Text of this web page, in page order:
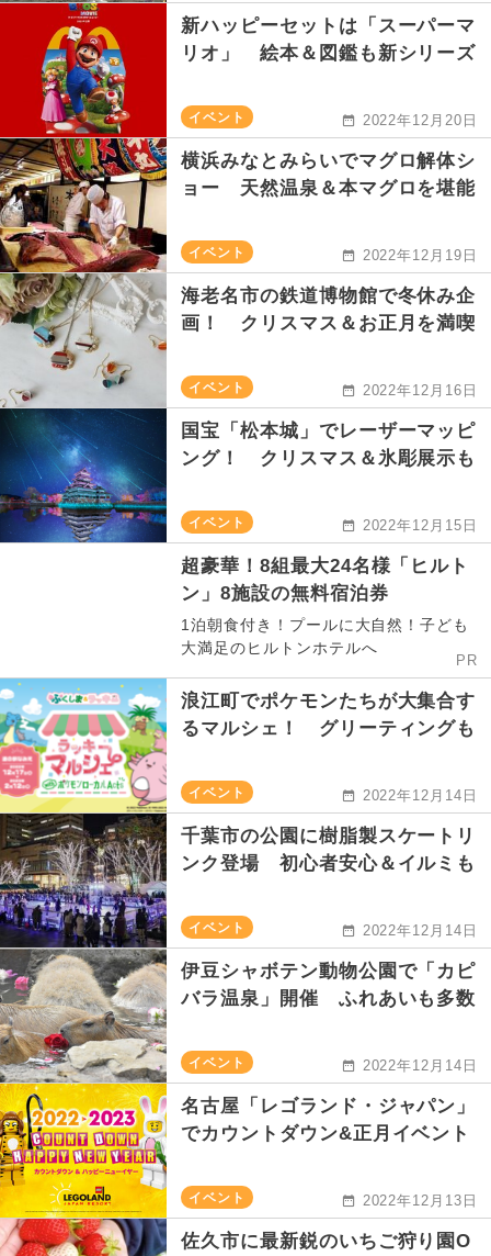
新ハッピーセットは「スーパーマ
リオ」 絵本＆図鑑も新シリーズ
イベント 2022年12月20日
横浜みなとみらいでマグロ解体シ
ョー 天然温泉＆本マグロを堪能
イベント 2022年12月19日
海老名市の鉄道博物館で冬休み企
画！ クリスマス＆お正月を満喫
イベント 2022年12月16日
国宝「松本城」でレーザーマッピ
ング！ クリスマス＆氷彫展示も
イベント 2022年12月15日
超豪華！8組最大24名様「ヒルト
ン」8施設の無料宿泊券
1泊朝食付き！プールに大自然！子ども
大満足のヒルトンホテルへ
PR
浪江町でポケモンたちが大集合す
るマルシェ！ グリーティングも
イベント 2022年12月14日
千葉市の公園に樹脂製スケートリ
ンク登場 初心者安心＆イルミも
イベント 2022年12月14日
伊豆シャボテン動物公園で「カピ
バラ温泉」開催 ふれあいも多数
イベント 2022年12月14日
名古屋「レゴランド・ジャパン」
でカウントダウン&正月イベント
イベント 2022年12月13日
佐久市に最新鋭のいちご狩り園O